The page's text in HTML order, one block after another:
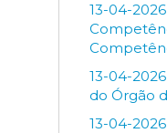
13-04-
13-04-
do Órgão
13-04-